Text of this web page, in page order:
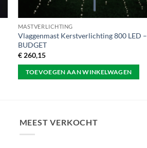
MASTVERLICHTING
Vlaggenmast Kerstverlichting 800 LED –
BUDGET
€260,15
TOEVOEGEN AAN WINKELWAGEN
MEEST VERKOCHT